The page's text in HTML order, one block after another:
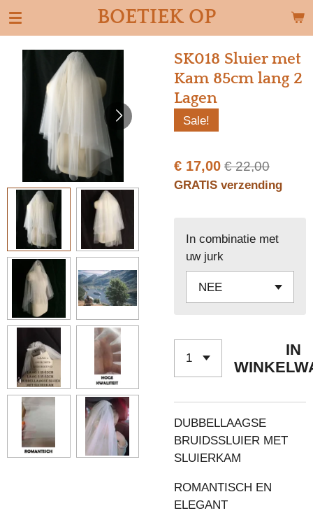
Ga
direct
naar
hoofdinhoud
BOETIEK OP
SK018 Sluier met
Kam 85cm lang 2
Lagen
Sale!
€ 17,00 € 22,00
GRATIS verzending
In combinatie met
uw jurk
IN
DUBBELLAAGSE
BRUIDSSLUIER MET
SLUIERKAM
ROMANTISCH EN
ELEGANT